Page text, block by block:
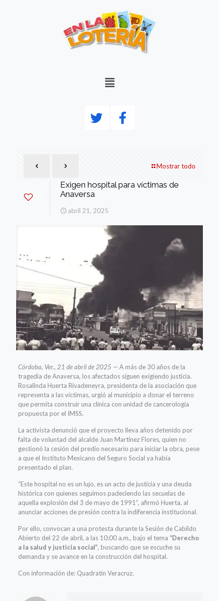
Mostrar todo
Exigen hospital para víctimas de
Anaversa
abril 21, 2025
Córdoba, Ver., 21 de abril de 2025 — A más de 30 años de la
tragedia de Anaversa, los afectados siguen exigiendo justicia.
Rosalinda Huerta Rivadeneyra, presidenta de la asociación que
representa a las víctimas, urgió al municipio a donar el terreno
que permita construir una clínica con unidad de cancerología
propuesta por el IMSS.
La activista denunció que el proyecto lleva años detenido por
falta de voluntad del alcalde Juan Martínez Flores, quien no
gestionó la cesión del predio necesario para iniciar la obra, pese
a que el Instituto Mexicano del Seguro Social ya había
presentado el plan.
“Este hospital no es un lujo, es un acto de justicia y una deuda
histórica con quienes seguimos padeciendo las secuelas de
aquella explosión del 3 de mayo de 1991”, afirmó Huerta, al
anunciar acciones de presión contra la indiferencia institucional.
Por ello, convocan a una protesta durante la Sesión de Cabildo
Abierto del 22 de abril, a las 10:00 a.m., bajo el tema “Derecho
a la salud y justicia social”, buscando que se escuche su
demanda y se avance en la construcción del hospital.
Con información de: Quadratin Veracruz.